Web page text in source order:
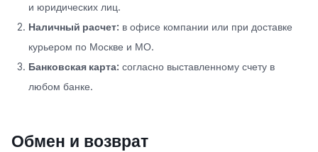
и юридических лиц.
Наличный расчет: в офисе компании или при доставке
курьером по Москве и МО.
Банковская карта: согласно выставленному счету в
любом банке.
Обмен и возврат